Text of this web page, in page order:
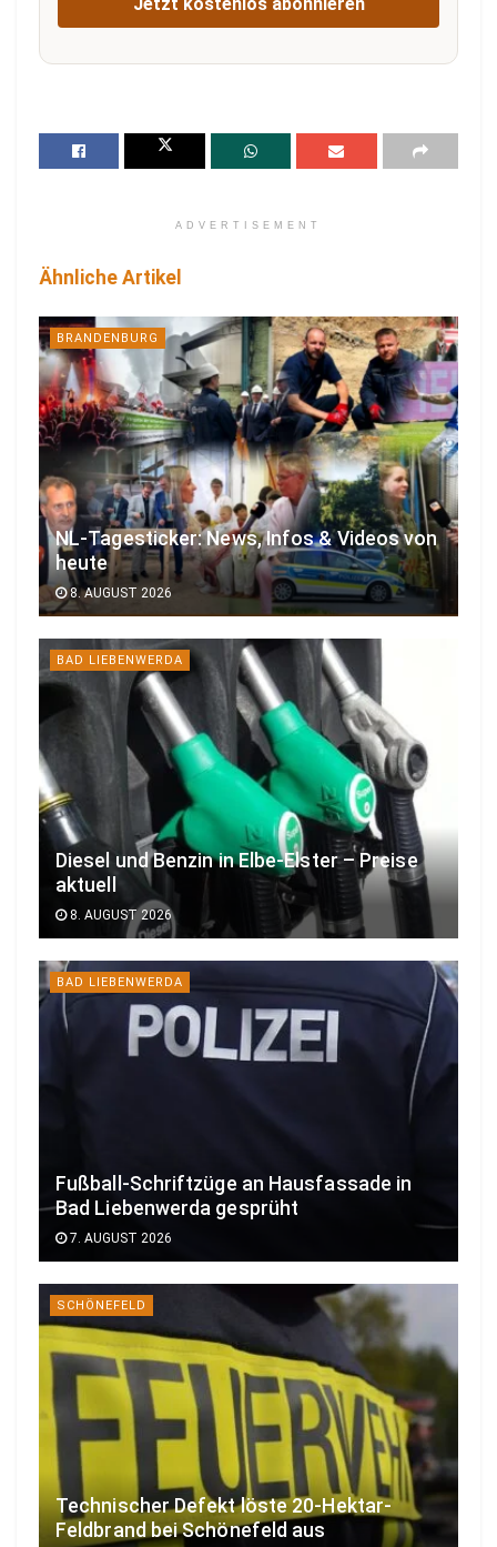
ADVERTISEMENT
Ähnliche Artikel
BRANDENBURG
NL-Tagesticker: News, Infos & Videos von
heute
8. AUGUST 2026
BAD LIEBENWERDA
Diesel und Benzin in Elbe-Elster – Preise
aktuell
8. AUGUST 2026
BAD LIEBENWERDA
Fußball-Schriftzüge an Hausfassade in
Bad Liebenwerda gesprüht
7. AUGUST 2026
SCHÖNEFELD
Technischer Defekt löste 20-Hektar-
Feldbrand bei Schönefeld aus